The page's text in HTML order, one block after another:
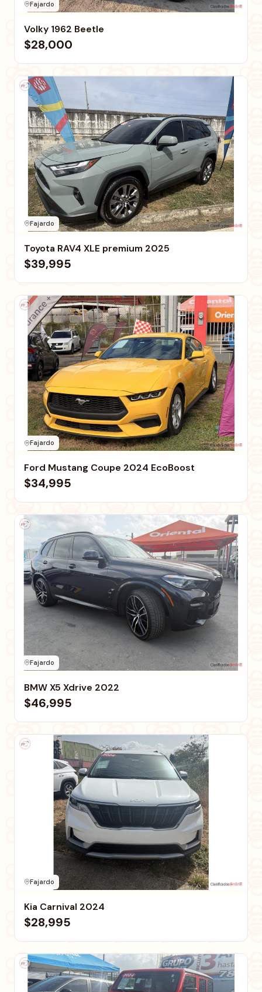
Fajardo
Volky 1962 Beetle
$28,000
Fajardo
Toyota RAV4 XLE premium 2025
$39,995
Fajardo
Ford Mustang Coupe 2024 EcoBoost
$34,995
Fajardo
BMW X5 Xdrive 2022
$46,995
Fajardo
Kia Carnival 2024
$28,995